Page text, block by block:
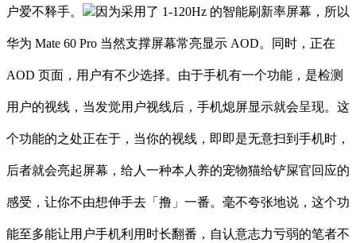
户爱不释手。 因为采用了 1-120Hz 的智能刷新率屏幕，所以
华为 Mate 60 Pro 当然支撑屏幕常亮显示 AOD。同时，正在
AOD 页面，用户有不少选择。由于手机有一个功能，是检测
用户的视线，当发觉用户视线后，手机熄屏显示就会呈现。这
个功能的之处正在于，当你的视线，即即是无意扫到手机时，
后者就会亮起屏幕，给人一种本人养的宠物猫给铲屎官回应的
感受，让你不由想伸手去「撸」一番。毫不夸张地说，这个功
能至多能让用户手机利用时长翻番，自认意志力亏弱的笔者不